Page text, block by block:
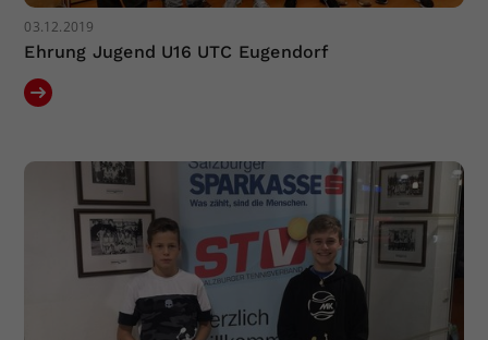
03.12.2019
Ehrung Jugend U16 UTC Eugendorf